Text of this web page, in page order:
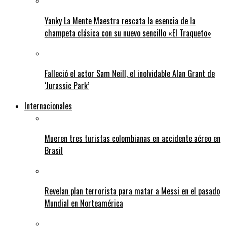
Yanky La Mente Maestra rescata la esencia de la
champeta clásica con su nuevo sencillo «El Traqueto»
Falleció el actor Sam Neill, el inolvidable Alan Grant de
‘Jurassic Park’
Internacionales
Mueren tres turistas colombianas en accidente aéreo en
Brasil
Revelan plan terrorista para matar a Messi en el pasado
Mundial en Norteamérica